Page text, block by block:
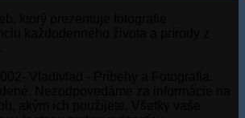
ktorý prezentuje fotografie